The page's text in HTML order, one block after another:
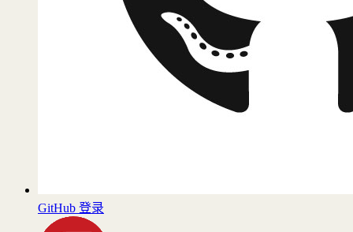
GitHub 登录